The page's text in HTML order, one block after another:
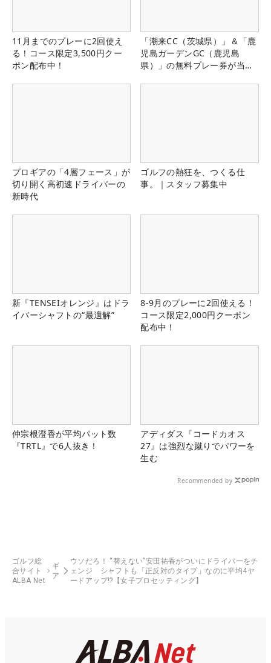
11月までのプレーに2回使え
る！コース限定3,500円クー
ポン配布中！
「潮来CC（茨城県）」＆「鹿
児島ガーデンGC（鹿児島
県）」の無料プレー券が当た
プロギアの「4層フェース」が
切り開く高初速ドライバーの
新時代
ゴルフの熱狂を、つくる仕
事。｜スタッフ募集中
新『TENSEIオレンジ』はドラ
イバーシャフトの“最適解”
8-9月のプレーに2回使える！
コース限定2,000円クーポン
配布中！
仲宗根澄香が平均パット数
『TRTL』で6人抜き！
アディダス『コードカオス
27』は強烈な蹴りでパワーを
生む
Recommended by
ゴルフ総
合サイト
ALBA Net
ギ
ア
ウソだろ！ “替えない”安田祐香がついにドライバーをチ
ェンジ シャフトも「正反対のタイプ」なのに平均4ヤ
ードアップ!?【女子プロセッティング】